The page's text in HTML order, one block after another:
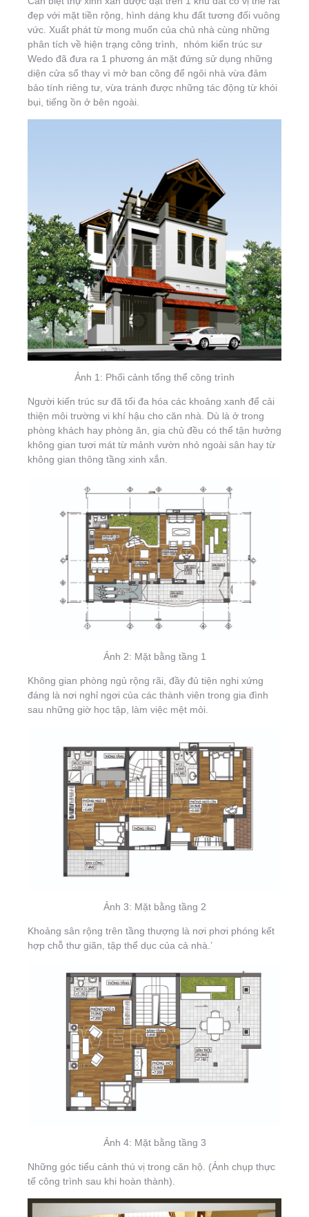
đẹp với mặt tiền rộng, hình dáng khu đất tương đối vuông
vức. Xuất phát từ mong muốn của chủ nhà cùng những
phân tích về hiện trạng công trình, nhóm kiến trúc sư
Wedo đã đưa ra 1 phương án mặt đứng sử dụng những
diện cửa sổ thay vì mở ban công để ngôi nhà vừa đảm
bảo tính riêng tư, vừa tránh được những tác động từ khói
bụi, tiếng ồn ở bên ngoài.
Ảnh 1: Phối cảnh tổng thể công trình
Người kiến trúc sư đã tối đa hóa các khoảng xanh để cải
thiện môi trường vi khí hậu cho căn nhà. Dù là ở trong
phòng khách hay phòng ăn, gia chủ đều có thể tận hưởng
không gian tươi mát từ mảnh vườn nhỏ ngoài sân hay từ
không gian thông tầng xinh xắn.
Ảnh 2: Mặt bằng tầng 1
Không gian phòng ngủ rộng rãi, đầy đủ tiện nghi xứng
đáng là nơi nghỉ ngơi của các thành viên trong gia đình
sau những giờ học tập, làm việc mệt mỏi.
Ảnh 3: Mặt bằng tầng 2
Khoảng sân rộng trên tầng thượng là nơi phơi phóng kết
hợp chỗ thư giãn, tập thể dục của cả nhà.’
Ảnh 4: Mặt bằng tầng 3
Những góc tiểu cảnh thú vị trong căn hộ. (Ảnh chụp thực
tế công trình sau khi hoàn thành).